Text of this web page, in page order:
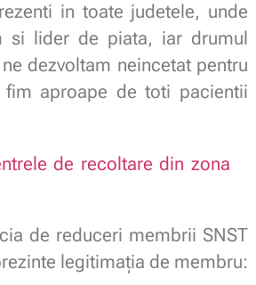
in toate judetele, unde
si lider de piata, iar drumul
dezvoltam neincetat pentru
aproape de toti pacientii
de recoltare din zona
de reduceri membrii SNST
legitimaţia de membru: